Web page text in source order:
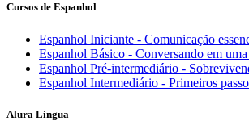
Cursos de Espanhol
Espanhol Iniciante - Comunicação
Espanhol Básico - Conversando em
Espanhol Pré-intermediário -
Espanhol Intermediário - Primeiros
Alura Língua